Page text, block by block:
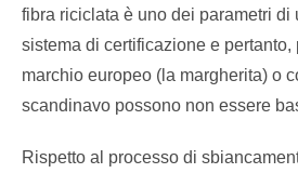
fibra riciclata è uno dei parametri di
sistema di certificazione e pertanto,
marchio europeo (la margherita) o
scandinavo possono non essere
Rispetto al processo di